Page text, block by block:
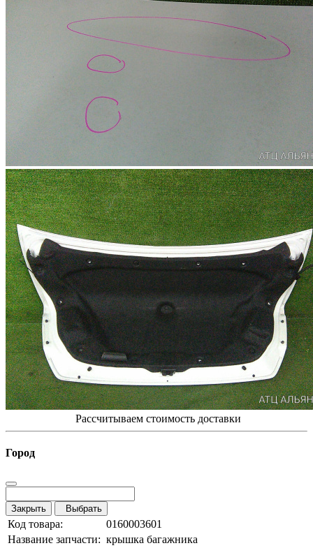
Рассчитываем стоимость доставки
Город
Закрыть Выбрать
Код товара:
0160003601
Название запчасти: крышка багажника